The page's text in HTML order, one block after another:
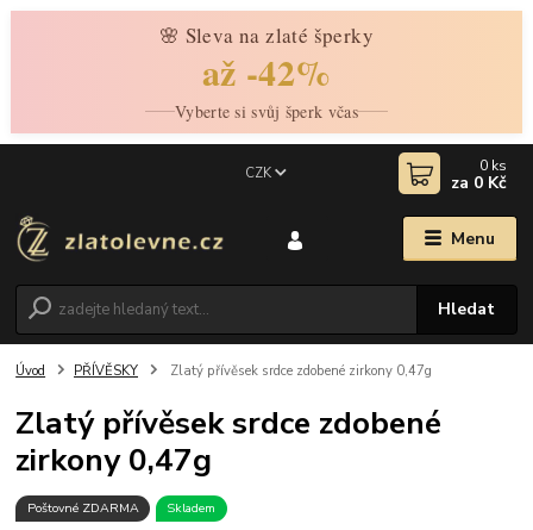
🌸 Sleva na zlaté šperky
až -42%
Vyberte si svůj šperk včas
Menu
CZK
Hledat
0 ks
za 0 Kč
Úvod PŘÍVĚSKY Zlatý přívěsek srdce zdobené zirkony 0,47g
Zlatý přívěsek srdce zdobené
zirkony 0,47g
Poštovné ZDARMA Skladem